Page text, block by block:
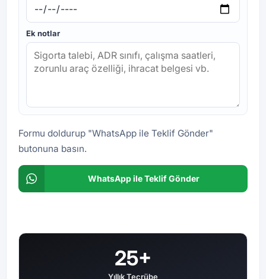
Ek notlar
Formu doldurup "WhatsApp ile Teklif Gönder"
butonuna basın.
WhatsApp ile Teklif Gönder
25+
Yıllık Tecrübe